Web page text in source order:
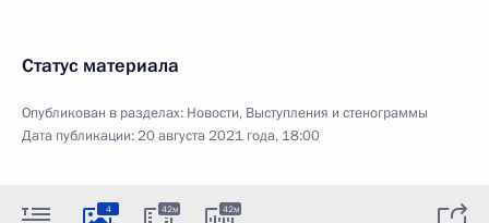
Статус материала
Опубликован в разделах: Новости, Выступления и стенограммы
Дата публикации:20 августа 2021 года, 18:00
4 42м 42м